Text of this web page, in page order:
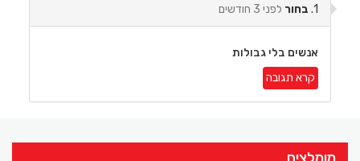
בחורלפני 3 חודשים
אנשים בלי גבולות
קרא תגובה